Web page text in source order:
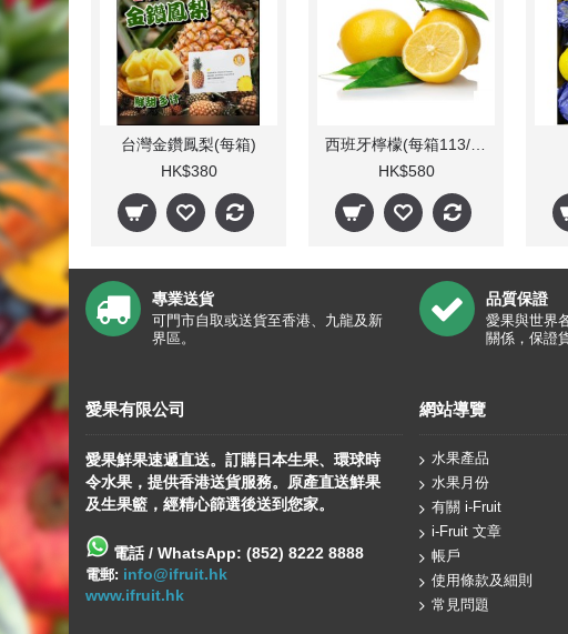
台灣金鑽鳳梨(每箱)
HK$380
HK$580
專業送貨
可門市自取或送貨至香港、九龍及新
界區。
品質保證
愛果與世界
關係，保證
愛果有限公司
愛果鮮果速遞直送。訂購日本生果、 環球時
令水果，提供香港送貨服務。原產直送鮮果
及生果籃，經精心篩選後送到您家。
電話 / WhatsApp: (852) 8222 8888
電郵: info@ifruit.hk
www.ifruit.hk
網站導覽
水果產品
水果月份
有關 i-Fruit
i-Fruit 文章
帳戶
使用條款及細則
常見問題